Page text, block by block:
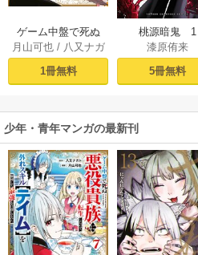
ゲーム中盤で死ぬ
悪役貴族に転生し
たので、外れスキ
ル【テイム】を駆
してみた（１）
月山可也/ 八又ナガ
ト
1冊無料
桃源暗鬼 1
漆原侑来
5冊無料
少年・青年マンガの最新刊